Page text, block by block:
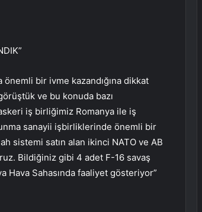
önemli bir ivme kazandığına dikkat
ve bu konuda bazı
iş birliğimiz Romanya ile iş
sanayii işbirliklerinde önemli bir
sistemi satın alan ikinci NATO ve AB
Bildiğiniz gibi 4 adet F-16 savaş
Hava Sahasında faaliyet gösteriyor”